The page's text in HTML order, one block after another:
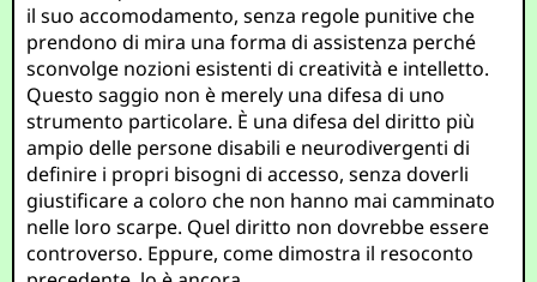
il suo accomodamento, senza regole punitive che
prendono di mira una forma di assistenza perché
sconvolge nozioni esistenti di creatività e intelletto.
Questo saggio non è merely una difesa di uno
strumento particolare. È una difesa del diritto più
ampio delle persone disabili e neurodivergenti di
definire i propri bisogni di accesso, senza doverli
giustificare a coloro che non hanno mai camminato
nelle loro scarpe. Quel diritto non dovrebbe essere
controverso. Eppure, come dimostra il resoconto